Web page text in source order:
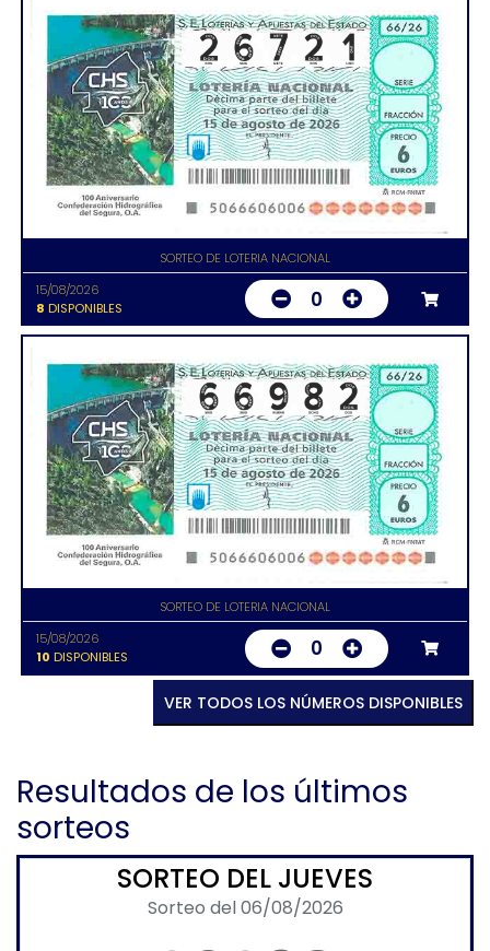
SORTEO DE LOTERIA NACIONAL
15/08/2026
8 DISPONIBLES 0
SORTEO DE LOTERIA NACIONAL
15/08/2026
10 DISPONIBLES 0
VER TODOS LOS NÚMEROS DISPONIBLES
Resultados de los últimos
sorteos
SORTEO DEL JUEVES
Sorteo del 06/08/2026